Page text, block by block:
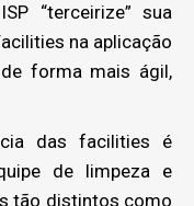
“terceirize” sua
na aplicação
forma mais ágil,
das facilities é
de limpeza e
tão distintos como